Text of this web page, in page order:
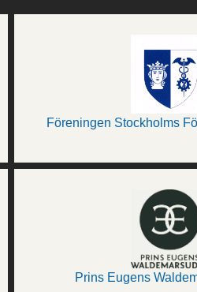
Föreningen Stockholms
Prins Eugens